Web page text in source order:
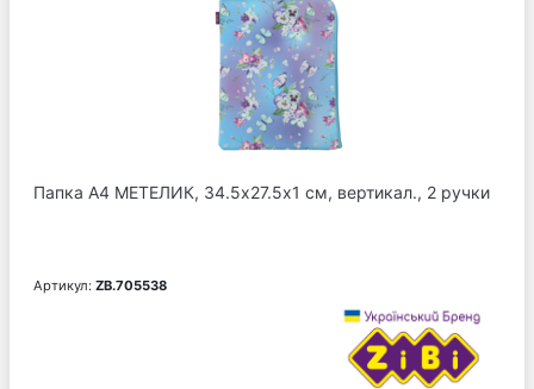
Папка А4 МЕТЕЛИК, 34.5х27.5х1 см, вертикал., 2 ручки
Артикул: ZB.705538